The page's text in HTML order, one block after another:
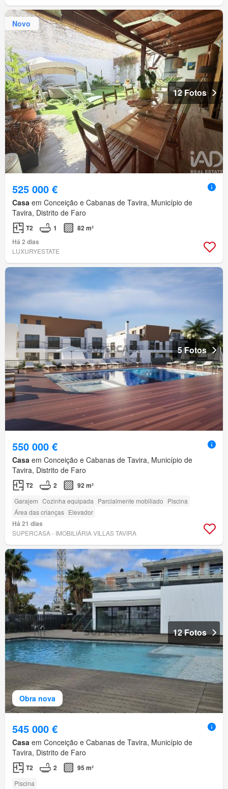
Novo
12 Fotos
525 000 €
Casa em Conceição e Cabanas de Tavira, Município de
Tavira, Distrito de Faro
T2 1
82 m²
Há 2 dias
LUXURYESTATE
5 Fotos
550 000 €
Casa em Conceição e Cabanas de Tavira, Município de
Tavira, Distrito de Faro
T2 2 92 m²
Garajem Cozinha equipada Parcialmente mobiliado Piscina
Área das crianças Elevador
Há 21 dias
SUPERCASA - IMOBILIÁRIA VILLAS TAVIRA
Obra nova
12 Fotos
545 000 €
Casa em Conceição e Cabanas de Tavira, Município de
Tavira, Distrito de Faro
T2 2 95 m²
Piscina